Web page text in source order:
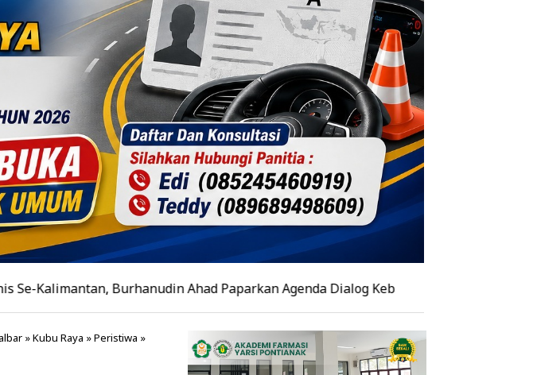
Burhanudin Ahad Paparkan Agenda Dialog Kebangsaan hingga Kunjungan ke
»Kubu Raya »Peristiwa »